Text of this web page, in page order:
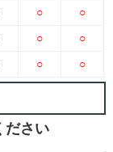
○
○
○
○
○
○
ださい